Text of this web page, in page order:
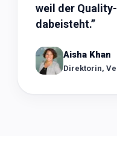
weil der
dabeisteht.”
Aisha Khan
Direktorin,